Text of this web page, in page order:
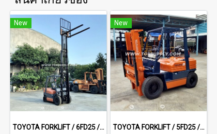
New
TOYOTA FORKLIFT / 6FD25 / 5.0 m
New
TOYOTA FORKLIFT / 5FD25 / 3.0 m Full free sideshift